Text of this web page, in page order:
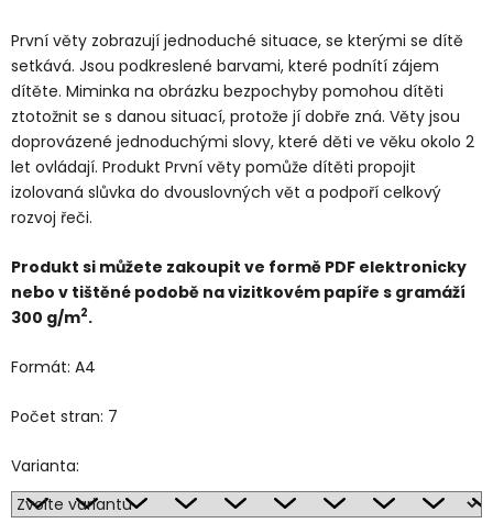
První věty zobrazují jednoduché situace, se kterými se dítě
setkává. Jsou podkreslené barvami, které podnítí zájem
dítěte. Miminka na obrázku bezpochyby pomohou dítěti
ztotožnit se s danou situací, protože jí dobře zná. Věty jsou
doprovázené jednoduchými slovy, které děti ve věku okolo 2
let ovládají. Produkt První věty pomůže dítěti propojit
izolovaná slůvka do dvouslovných vět a podpoří celkový
rozvoj řeči.
Produkt si můžete zakoupit ve formě PDF elektronicky
nebo v tištěné podobě na vizitkovém papíře s gramáží
300 g/m2.
Formát: A4
Počet stran: 7
Varianta: